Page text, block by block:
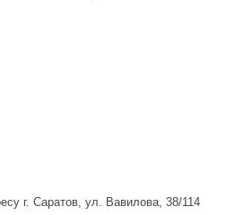
г. Саратов, ул. Вавилова, 38/114